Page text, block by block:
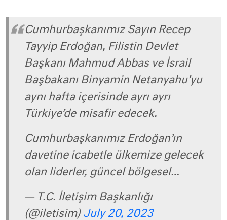
Cumhurbaşkanımız Sayın Recep
Tayyip Erdoğan, Filistin Devlet
Başkanı Mahmud Abbas ve İsrail
Başbakanı Binyamin Netanyahu’yu
aynı hafta içerisinde ayrı ayrı
Türkiye’de misafir edecek.
Cumhurbaşkanımız Erdoğan’ın
davetine icabetle ülkemize gelecek
olan liderler, güncel bölgesel…
— T.C. İletişim Başkanlığı
(@iletisim) July 20, 2023